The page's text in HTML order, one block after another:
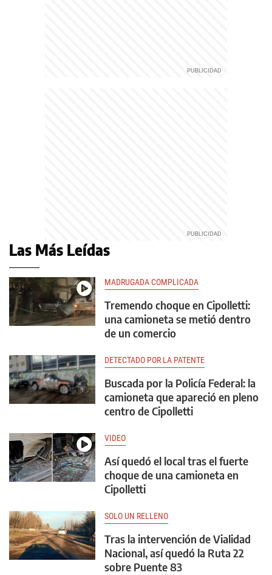
Las Más Leídas
MADRUGADA COMPLICADA
Tremendo choque en Cipolletti:
una camioneta se metió dentro
de un comercio
DETECTADO POR LA PATENTE
Buscada por la Policía Federal: la
camioneta que apareció en pleno
centro de Cipolletti
VIDEO
Así quedó el local tras el fuerte
choque de una camioneta en
Cipolletti
SOLO UN RELLENO
Tras la intervención de Vialidad
Nacional, así quedó la Ruta 22
sobre Puente 83